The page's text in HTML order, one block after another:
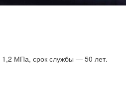
1,2 МПа, срок службы — 50 лет.